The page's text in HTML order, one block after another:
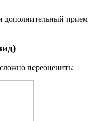
дополнительный прием
переоценить: